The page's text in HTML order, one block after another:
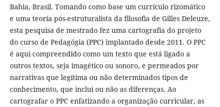
Bahia, Brasil. Tomando como base um currículo rizomático
e uma teoria pós-estruturalista da filosofia de Gilles Deleuze,
esta pesquisa de mestrado fez uma cartografia do projeto
do curso de Pedagógia (PPC) implantado desde 2011. O PPC
é aqui compreendido como um texto que está ligado a
outros textos, seja imagético ou sonoro, e permeados por
narrativas que legítima ou não determinados tipos de
conhecimento, que inclui ou não as diferenças. Ao
cartografar o PPC enfatizando a organização curricular, as